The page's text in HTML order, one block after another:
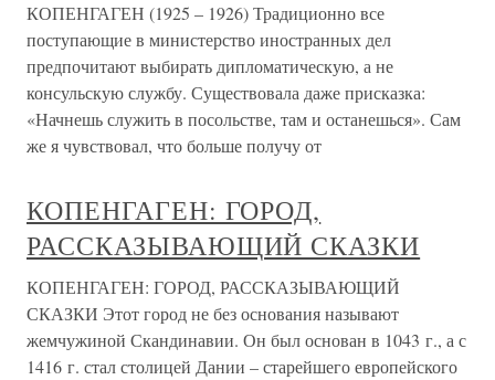
КОПЕНГАГЕН (1925 – 1926) Традиционно все
поступающие в министерство иностранных дел
предпочитают выбирать дипломатическую, а не
консульскую службу. Существовала даже присказка:
«Начнешь служить в посольстве, там и останешься». Сам
же я чувствовал, что больше получу от
КОПЕНГАГЕН: ГОРОД,
РАССКАЗЫВАЮЩИЙ СКАЗКИ
КОПЕНГАГЕН: ГОРОД, РАССКАЗЫВАЮЩИЙ
СКАЗКИ Этот город не без основания называют
жемчужиной Скандинавии. Он был основан в 1043 г., а с
1416 г. стал столицей Дании – старейшего европейского